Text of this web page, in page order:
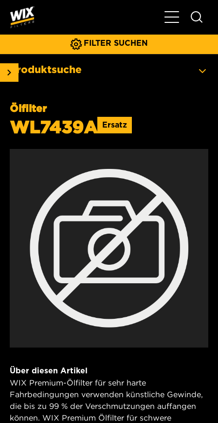
FILTER SUCHEN
Produktsuche
Ölfilter
WL7439A Ersatz
Über diesen Artikel
WIX Premium-Ölfilter für sehr harte
Fahrbedingungen verwenden künstliche Gewinde,
die bis zu 99 % der Verschmutzungen auffangen
können. WIX Premium Ölfilter für schwere